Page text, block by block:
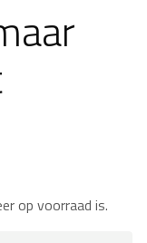
op voorraad is.